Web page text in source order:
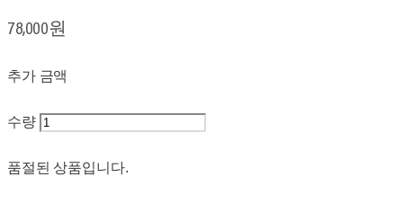
78,000원
추가 금액
수량
품절된 상품입니다.